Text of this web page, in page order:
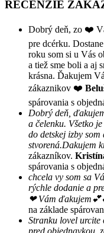
RECENZIE
Dobrý deň, zo ❤️
pre dcérku.
roku som si u Vás
a tiež sme boli a aj
krásna. Ďakujem
zákaznikov ❤️
spárovania s
Dobrý deň,
a čelenku. Všetko
do detskej izby
stvorená.Dakujem
zákazníkov.
spárovania s
chcela vy som sa
rýchle dodanie a
❤ Vám
na základe
Stranku lovel urcite
pred objednavkou,